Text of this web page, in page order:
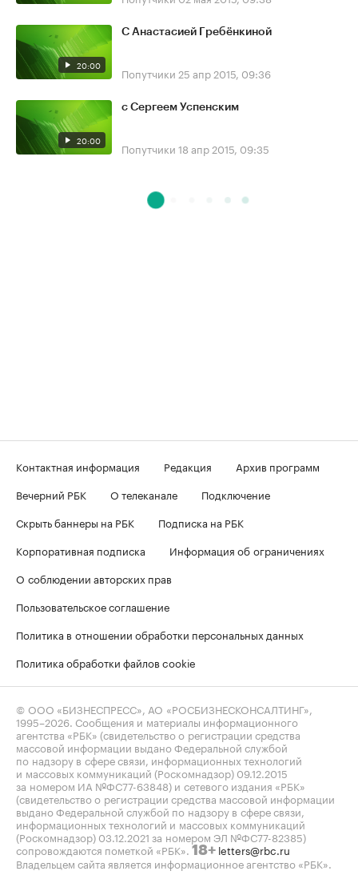
20:00
С Анастасией Гребёнкиной
Попутчики 25 апр 2015, 09:36
20:00
с Сергеем Успенским
Попутчики 18 апр 2015, 09:35
Контактная информация Редакция
Архив программ
Вечерний РБК
О телеканале
Подключение
Скрыть баннеры на РБК
Подписка на РБК
Корпоративная подписка
Информация об ограничениях
О соблюдении авторских прав
Пользовательское соглашение
Политика в отношении обработки персональных данных
Политика обработки файлов cookie
© ООО «БИЗНЕСПРЕСС», АО «РОСБИЗНЕСКОНСАЛТИНГ»,
1995–2026 . Сообщения и материалы информационного
агентства «РБК» (свидетельство о регистрации средства
массовой информации выдано Федеральной службой
по надзору в сфере связи, информационных технологий
и массовых коммуникаций (Роскомнадзор) 09.12.2015
за номером ИА №ФС77-63848) и сетевого издания «РБК»
(свидетельство о регистрации средства массовой информации
выдано Федеральной службой по надзору в сфере связи,
информационных технологий и массовых коммуникаций
(Роскомнадзор) 03.12.2021 за номером ЭЛ №ФС77-82385)
сопровождаются пометкой «РБК». 18+ letters@rbc.ru
Владельцем сайта является информационное агентство «РБК».